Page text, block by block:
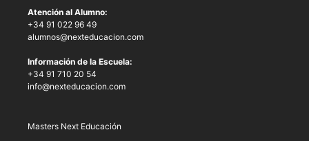
Atención al Alumno:
+34 91 022 96 49
alumnos@nexteducacion.com
Información de la Escuela:
+34 91 710 20 54
info@nexteducacion.com
Masters Next Educación